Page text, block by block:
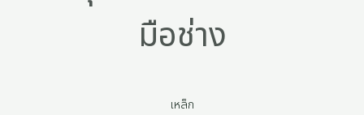
มือช่าง
เหล็ก